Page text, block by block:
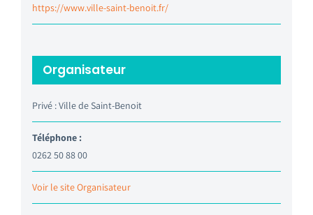
https://www.ville-saint-benoit.fr/
Organisateur
Privé : Ville de Saint-Benoit
Téléphone :
0262 50 88 00
Voir le site Organisateur